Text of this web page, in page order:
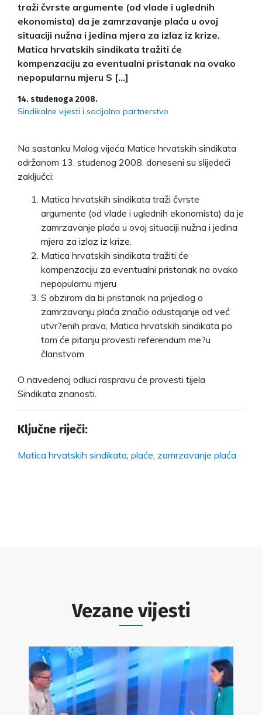
traži čvrste argumente (od vlade i uglednih
ekonomista) da je zamrzavanje plaća u ovoj
situaciji nužna i jedina mjera za izlaz iz krize.
Matica hrvatskih sindikata tražiti će
kompenzaciju za eventualni pristanak na ovako
nepopularnu mjeru S […]
14. studenoga 2008.
Sindikalne vijesti i socijalno partnerstvo
Na sastanku Malog vijeća Matice hrvatskih sindikata
održanom 13. studenog 2008. doneseni su slijedeći
zaključci:
Matica hrvatskih sindikata traži čvrste
argumente (od vlade i uglednih ekonomista) da je
zamrzavanje plaća u ovoj situaciji nužna i jedina
mjera za izlaz iz krize.
Matica hrvatskih sindikata tražiti će
kompenzaciju za eventualni pristanak na ovako
nepopularnu mjeru
S obzirom da bi pristanak na prijedlog o
zamrzavanju plaća značio odustajanje od već
utvr?enih prava, Matica hrvatskih sindikata po
tom će pitanju provesti referendum me?u
članstvom
O navedenoj odluci raspravu će provesti tijela
Sindikata znanosti.
Ključne riječi:
Matica hrvatskih sindikata plaće zamrzavanje plaća
Vezane vijesti